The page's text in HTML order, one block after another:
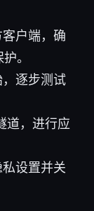
户端，确
。
逐步测试
道，进行应
设置并关